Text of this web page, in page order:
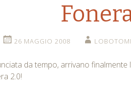
26 MAGGIO 2008
da tempo, arrivano finalmente
2.0!